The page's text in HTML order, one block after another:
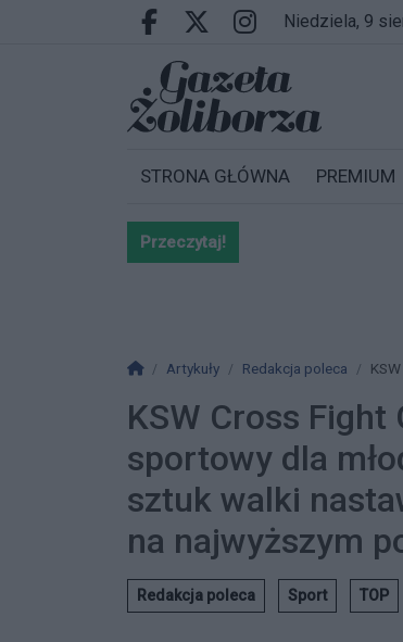
Przejdź do głównych treści
Przejdź do wyszukiwarki
Przejdź do głównego menu
Facebook.com
X.com niedziela, 9
STRONA GŁÓWNA PREMIUM
Przeczytaj!
Strona główna
Artykuły Redakcja poleca
KSW Cross Fight
sportowy dla
sztuk walki
na najwyższym
Redakcja poleca Sport TOP